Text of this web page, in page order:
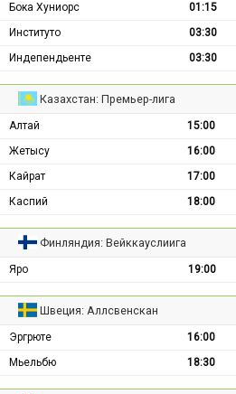
Бока Хуниорс
01:15
Институто
03:30
Индепендьенте
03:30
Казахстан: Премьер-лига
Алтай 15:00
Жетысу
16:00
Кайрат
17:00
Каспий
18:00
Финляндия: Вейккауслиига
Яро 19:00
Швеция: Аллсвенскан
Эргрюте 16:00
Мьельбю
18:30